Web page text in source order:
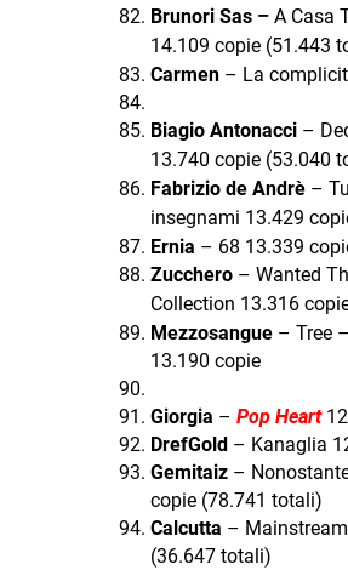
Brunori Sas– A Casa
14.109 copie (51.443
Carmen – La
Biagio Antonacci–
13.740 copie (53.040
Fabrizio de Andrè –
insegnami 13.429
Ernia – 68 13.339
Zucchero– Wanted
Collection 13.316
Mezzosangue – Tree
13.190 copie
Giorgia – Pop Heart
DrefGold – Kanaglia
Gemitaiz –
copie (78.741 totali)
Calcutta –
(36.647 totali)